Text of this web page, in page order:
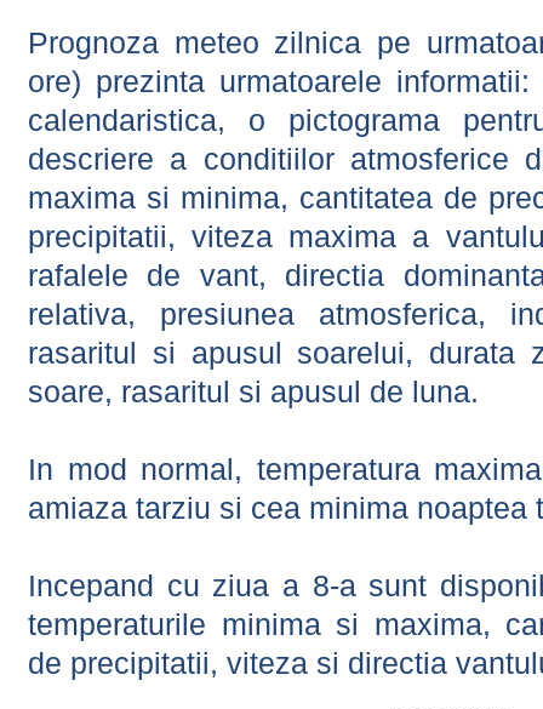
Prognoza meteo zilnica pe
ore) prezinta urmatoarele
calendaristica, o pictograma
descriere a conditiilor atmosferice
maxima si minima, cantitatea de
precipitatii, viteza maxima a
rafalele de vant, directia
relativa, presiunea atmosferica,
rasaritul si apusul soarelui, durata
soare, rasaritul si apusul de luna.
In mod normal, temperatura
amiaza tarziu si cea minima noaptea
Incepand cu ziua a 8-a sunt
temperaturile minima si maxima,
de precipitatii, viteza si directia